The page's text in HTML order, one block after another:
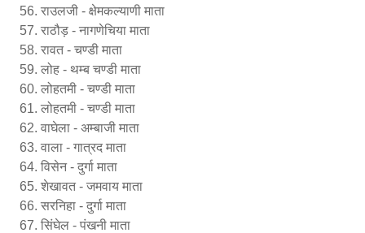
राउलजी - क्षेमकल्याणी माता
राठौड़ - नागणेचिया माता
रावत - चण्डी माता
लोह - थम्ब चण्डी माता
लोहतमी - चण्डी माता
लोहतमी - चण्डी माता
वाघेला - अम्बाजी माता
वाला - गात्रद माता
विसेन - दुर्गा माता
शेखावत - जमवाय माता
सरनिहा - दुर्गा माता
सिंघेल - पंखनी माता